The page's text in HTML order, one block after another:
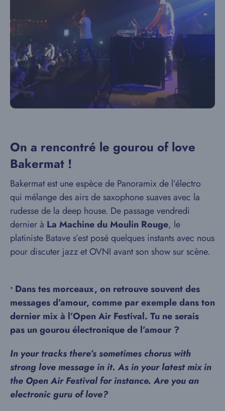
On a rencontré le gourou of love
Bakermat !
Bakermat est une espèce de Panoramix de l’électro
qui mélange des airs de saxophone suaves avec la
rudesse de la deep house. De passage vendredi
dernier à La Machine du Moulin Rouge, le
platiniste Batave s’est posé quelques instants avec nous
pour discuter jazz et OVNI avant son show sur scène.
• Dans tes morceaux, on retrouve souvent des
messages d’amour, comme par exemple dans ton
dernier mix à l’Open Air Festival. Tu ne serais
pas un gourou électronique de l’amour ?
In your tracks there’s sometimes chorus with
strong love message in it. As in your latest mix in
the Open Air Festival for instance. Are you an
electronic guru of love?